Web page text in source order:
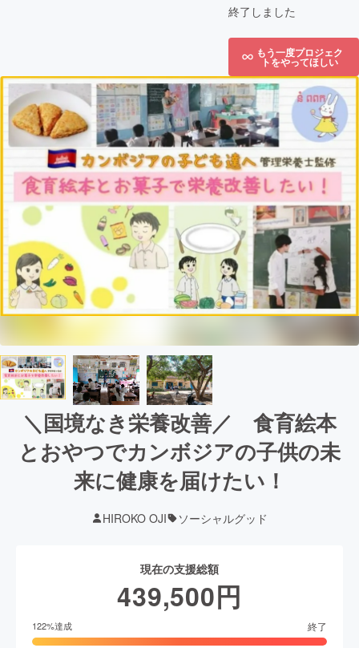
終了しました
もう一度プロジェク
トをやってほしい
＼国境なき栄養改善／ 食育絵本
とおやつでカンボジアの子供の未
来に健康を届けたい！
HIROKO OJI ソーシャルグッド
現在の支援総額
439,500円
122%達成 終了